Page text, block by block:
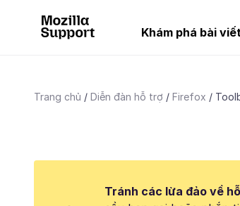
Khám phá bài
Trang chủ Diễn đàn hỗ trợ Firefox
Tránh các lừa đảo về